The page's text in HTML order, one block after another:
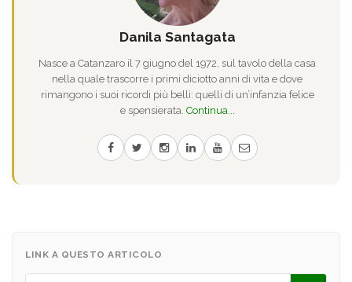
Danila Santagata
Nasce a Catanzaro il 7 giugno del 1972, sul tavolo della casa
nella quale trascorre i primi diciotto anni di vita e dove
rimangono i suoi ricordi più belli: quelli di un’infanzia felice
e spensierata. Continua...
LINK A QUESTO ARTICOLO